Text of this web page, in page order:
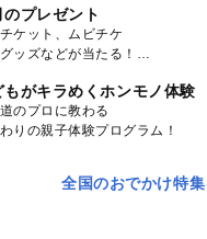
のプレゼント
ケット、ムビチケ
ッズなどが当たる！
もがキラめくホンモノ体験
のプロに教わる
りの親子体験プログラム！
全国のおでかけ特